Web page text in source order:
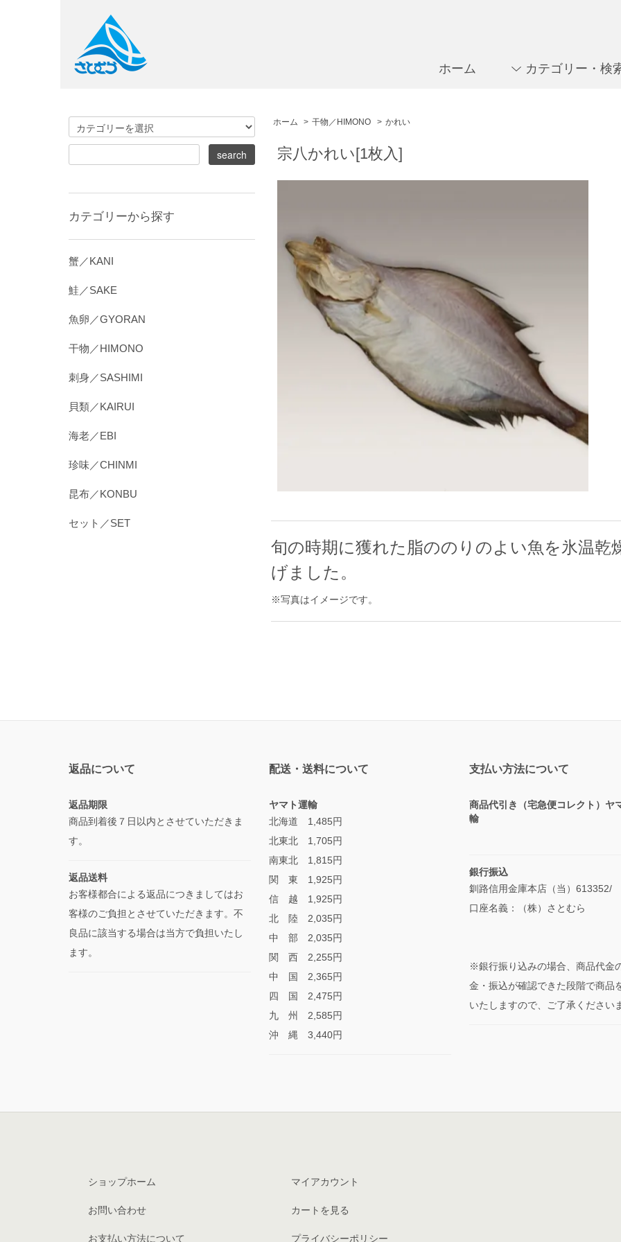
ホーム カテゴリー・検
ホーム > 干物／HIMONO > かれい
宗八かれい[1枚入]
旬の時期に獲れた脂ののりのよい魚を氷温乾
げました。
※写真はイメージです。
カテゴリーから探す
蟹／KANI
鮭／SAKE
魚卵／GYORAN
干物／HIMONO
刺身／SASHIMI
貝類／KAIRUI
海老／EBI
珍味／CHINMI
昆布／KONBU
セット／SET
返品について
返品期限
商品到着後７日以内とさせていただきま
す。
返品送料
お客様都合による返品につきましてはお
客様のご負担とさせていただきます。不
良品に該当する場合は当方で負担いたし
ます。
配送・送料について
ヤマト運輸
北海道 1,485円
北東北 1,705円
南東北 1,815円
関 東 1,925円
信 越 1,925円
北 陸 2,035円
中 部 2,035円
関 西 2,255円
中 国 2,365円
四 国 2,475円
九 州 2,585円
沖 縄 3,440円
支払い方法について
商品代引き（宅急便コレクト）ヤ
輸
銀行振込
釧路信用金庫本店（当）613352/
口座名義：（株）さとむら
※銀行振り込みの場合、商品代金
金・振込が確認できた段階で商品
いたしますので、ご了承ください
ショップホーム
お問い合わせ
お支払い方法について
マイアカウント
カートを見る
プライバシーポリシー